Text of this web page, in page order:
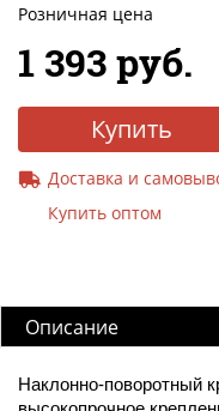
Розничная цена
1 393 руб.
Купить
Доставка и
Купить оптом
Описание
Наклонно-поворотный